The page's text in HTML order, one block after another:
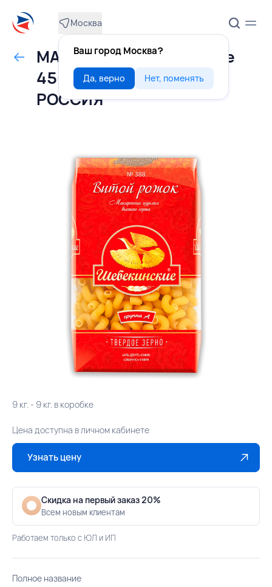
Москва
Ваш город Москва?
Да, верно Нет, поменять
МАКАРОНЫ рожки витые
450 г, ШЕБЕКИНСКИЕ,
РОССИЯ
9 кг. - 9 кг. в коробке
Цена доступна в личном кабинете
Узнать цену
Скидка на первый заказ 20%
Всем новым клиентам
Работаем только с ЮЛ и ИП
Полное название